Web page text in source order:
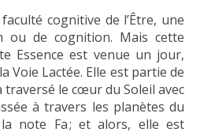
cognitive de l’Être, une
ou de cognition. Mais cette
Essence est venue un jour,
Voie Lactée. Elle est partie de
traversé le cœur du Soleil avec
à travers les planètes du
la note Fa ; et alors, elle est